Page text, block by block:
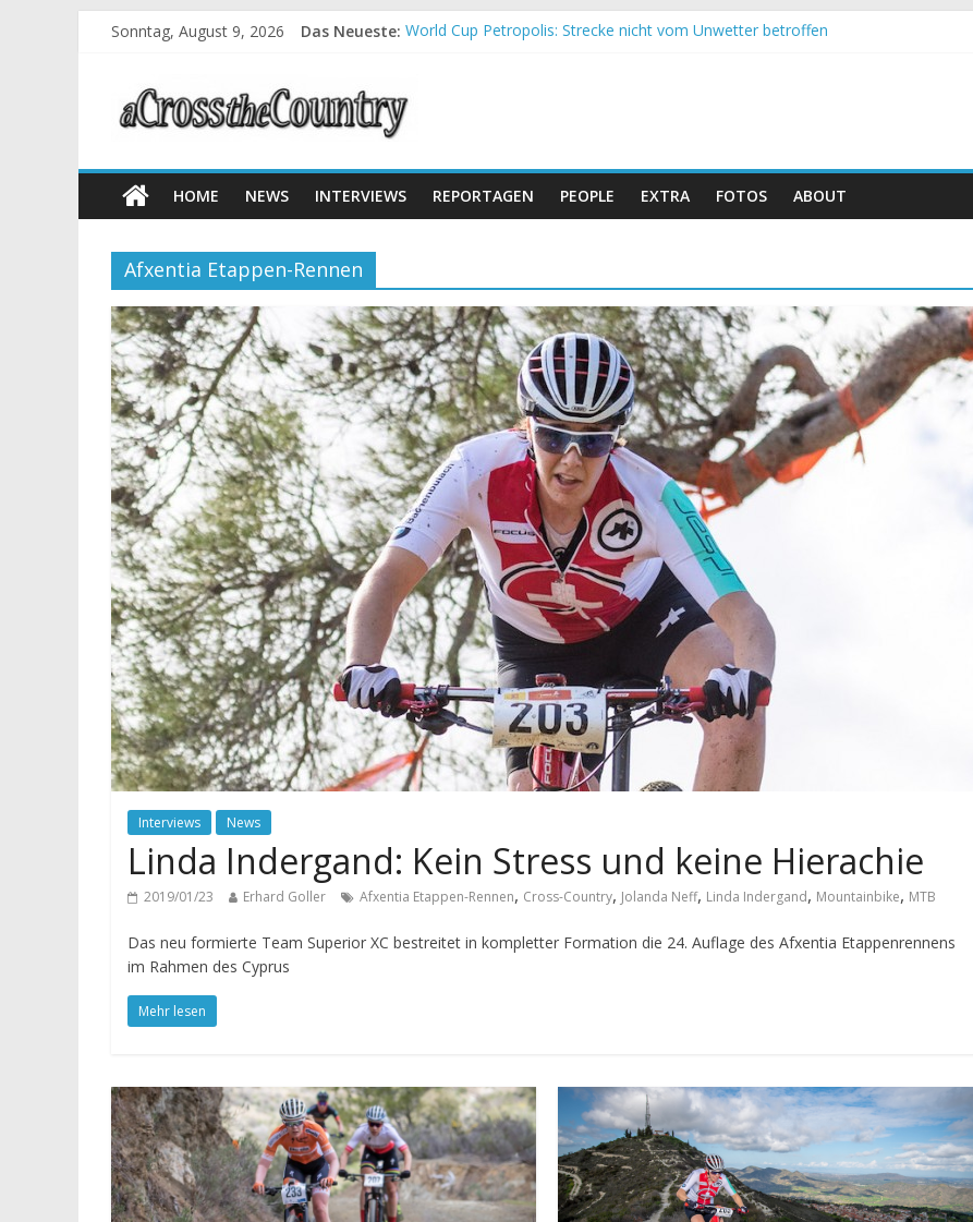
Sonntag, August 9, 2026 Das Neueste: World Cup Petropolis: Strecke nicht vom Unwetter betroffen
Halbzeit beim Andalucia Bike Race: Weltmeister Seewald führt
HOME NEWS INTERVIEWS REPORTAGEN PEOPLE EXTRA FOTOS ABOUT
Afxentia Etappen-Rennen
Interviews News
Linda Indergand: Kein Stress und keine Hierachie
2019/01/23 Erhard Goller Afxentia Etappen-Rennen, Cross-Country, Jolanda Neff, Linda Indergand, Mountainbike, MTB
Das neu formierte Team Superior XC bestreitet in kompletter Formation die 24. Auflage des Afxentia Etappenrennens
im Rahmen des Cyprus
Mehr lesen